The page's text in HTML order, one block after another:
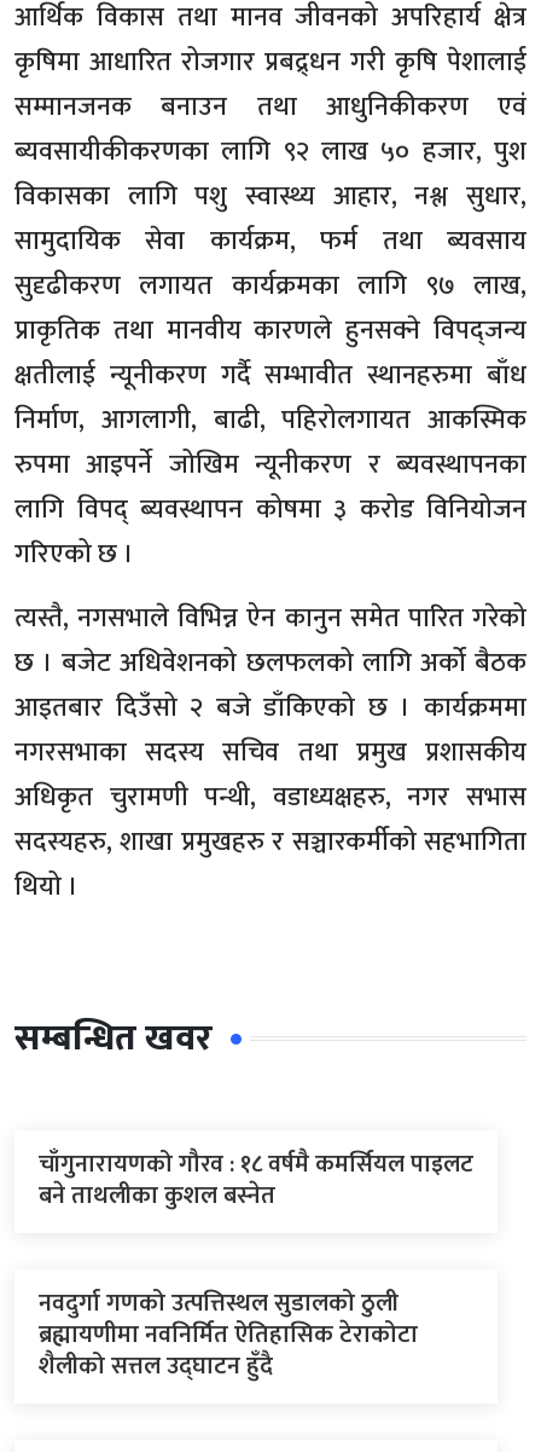
आर्थिक विकास तथा मानव जीवनको अपरिहार्य क्षेत्र
कृषिमा आधारित रोजगार प्रबद्र्धन गरी कृषि पेशालाई
सम्मानजनक बनाउन तथा आधुनिकीकरण एवं
ब्यवसायीकीकरणका लागि ९२ लाख ५० हजार, पुश
विकासका लागि पशु स्वास्थ्य आहार, नश्ल सुधार,
सामुदायिक सेवा कार्यक्रम, फर्म तथा ब्यवसाय
सुदृढीकरण लगायत कार्यक्रमका लागि ९७ लाख,
प्राकृतिक तथा मानवीय कारणले हुनसक्ने विपद्जन्य
क्षतीलाई न्यूनीकरण गर्दै सम्भावीत स्थानहरुमा बाँध
निर्माण, आगलागी, बाढी, पहिरोलगायत आकस्मिक
रुपमा आइपर्ने जोखिम न्यूनीकरण र ब्यवस्थापनका
लागि विपद् ब्यवस्थापन कोषमा ३ करोड विनियोजन
गरिएको छ ।
त्यस्तै, नगसभाले विभिन्न ऐन कानुन समेत पारित गरेको
छ । बजेट अधिवेशनको छलफलको लागि अर्को बैठक
आइतबार दिउँसो २ बजे डाँकिएको छ । कार्यक्रममा
नगरसभाका सदस्य सचिव तथा प्रमुख प्रशासकीय
अधिकृत चुरामणी पन्थी, वडाध्यक्षहरु, नगर सभास
सदस्यहरु, शाखा प्रमुखहरु र सञ्चारकर्मीको सहभागिता
थियो ।
सम्बन्धित खवर
चाँगुनारायणको गौरव : १८ वर्षमै कमर्सियल पाइलट
बने ताथलीका कुशल बस्नेत
नवदुर्गा गणको उत्पत्तिस्थल सुडालको ठुली
ब्रह्मायणीमा नवनिर्मित ऐतिहासिक टेराकोटा
शैलीको सत्तल उद्घाटन हुँदै